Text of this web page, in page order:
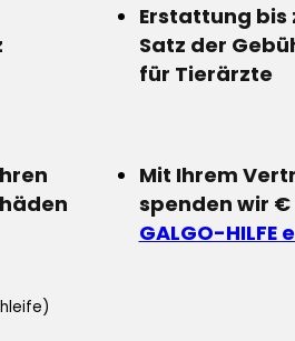
Erstattung
Satz der
für Tierärzte
Mit Ihrem
spenden wir €
GALGO-HILFE